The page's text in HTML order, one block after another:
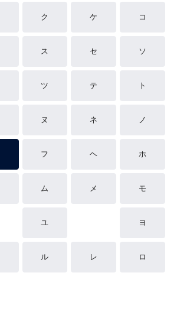
ク ケ コ
ス セ ソ
ツ テ ト
ヌ ネ ノ
フ ヘ ホ
ム メ モ
ユ ヨ
ル レ ロ